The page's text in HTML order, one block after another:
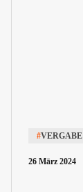
#VERGABE
26 März 2024